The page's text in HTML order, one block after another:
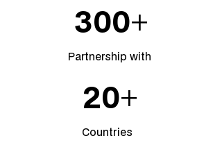
300+
Partnership with
20+
Countries